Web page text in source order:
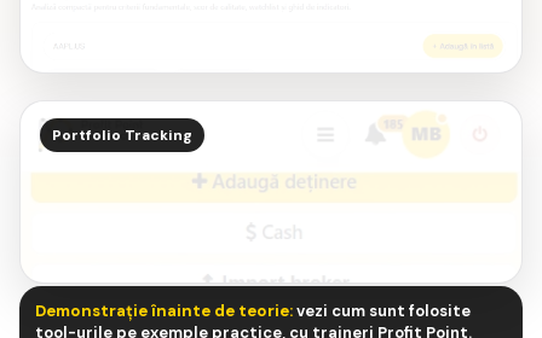
82
SCOR
Profitabilitate
Portfolio Tracking
alocare
Demonstrație înainte de teorie:vezi cum sunt folosite
tool-urile pe exemple practice, cu traineri Profit Point.